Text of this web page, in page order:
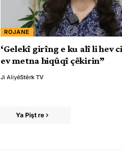
ROJANE
‘Gelekî girîng e ku alî li hev
ev metna hiqûqî çêkirin”
Ji AliyêStêrk TV
Ya Pişt re